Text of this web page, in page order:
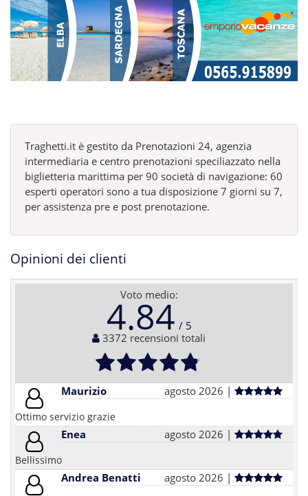
Traghetti.it è gestito da Prenotazioni 24, agenzia
intermediaria e centro prenotazioni speciliazzato nella
biglietteria marittima per 90 società di navigazione: 60
esperti operatori sono a tua disposizione 7 giorni su 7,
per assistenza pre e post prenotazione.
Opinioni dei clienti
Voto medio:
4.84
3372 recensioni totali
Maurizio agosto 2026 |
Ottimo servizio grazie
Enea agosto 2026 |
Bellissimo
Andrea Benatti agosto 2026 |